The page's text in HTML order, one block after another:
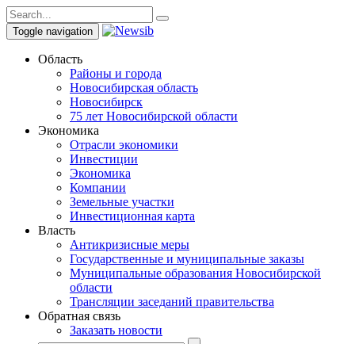
Toggle navigation
Область
Районы и города
Новосибирская область
Новосибирск
75 лет Новосибирской области
Экономика
Отрасли экономики
Инвестиции
Экономика
Компании
Земельные участки
Инвестиционная карта
Власть
Антикризисные меры
Государственные и муниципальные заказы
Муниципальные образования Новосибирской
области
Трансляции заседаний правительства
Обратная связь
Заказать новости